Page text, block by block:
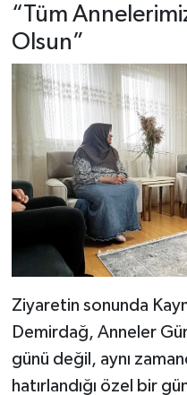
“Tüm
Olsun”
Ziyaretin sonunda
Demirdağ, Anneler
günü değil, aynı
hatırlandığı özel bir